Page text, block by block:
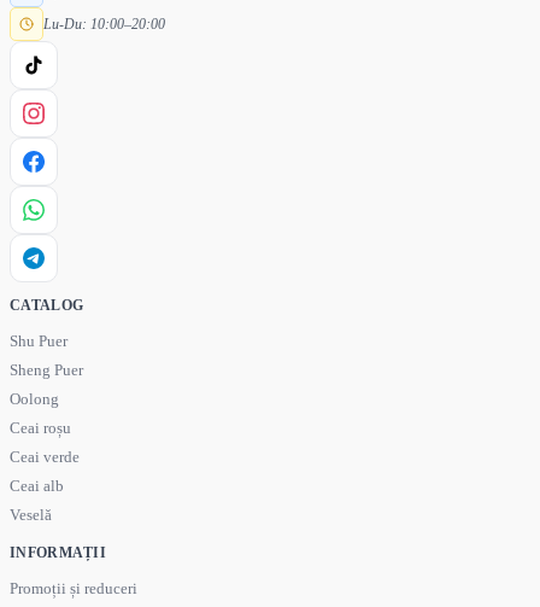
Lu-Du: 10:00–20:00
CATALOG
Shu Puer
Sheng Puer
Oolong
Ceai roșu
Ceai verde
Ceai alb
Veselă
INFORMAȚII
Promoții și reduceri